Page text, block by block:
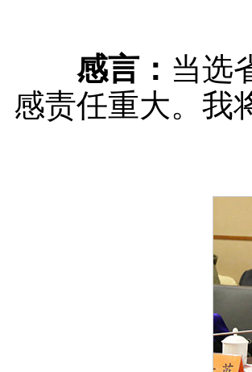
感言： 当选
感责任重大。我